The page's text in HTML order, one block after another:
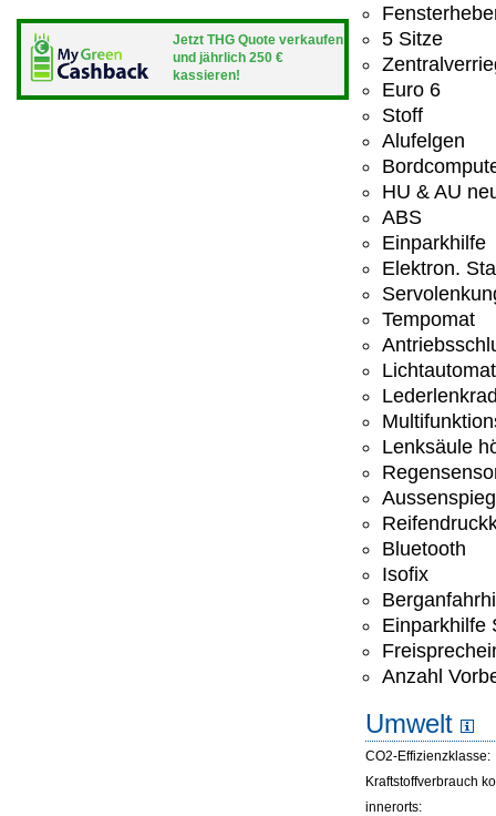
Jetzt THG Quote verkaufen
und jährlich 250 €
kassieren!
5 Sitze
Euro 6
Stoff
Alufelgen
HU & AU
ABS
Einparkhilfe
Elektron.
Tempomat
Lenksäule
Bluetooth
Isofix
Einparkhilfe
Anzahl
Umwelt
CO2-Effizienzklasse:
Kraftstoffverbrauch
innerorts: